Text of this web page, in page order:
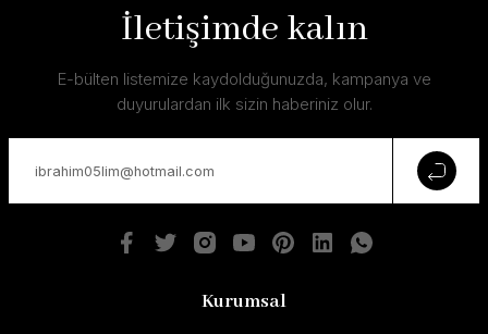
İletişimde kalın
E-bülten listemize kaydolduğunuzda, kampanya ve
duyurulardan ilk sizin haberiniz olur.
Kurumsal